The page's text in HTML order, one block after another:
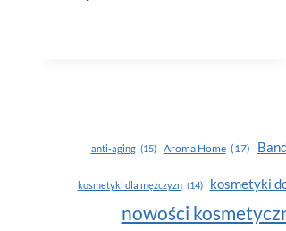
anti-aging (15) Aroma Home (17)
kosmetyki dla mężczyzn (14) kosmetyki
nowości